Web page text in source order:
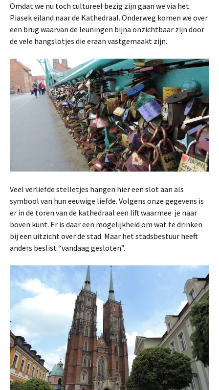
Omdat we nu toch cultureel bezig zijn gaan we via het
Piasek eiland naar de Kathedraal. Onderweg komen we over
een brug waarvan de leuningen bijna onzichtbaar zijn door
de vele hangslotjes die eraan vastgemaakt zijn.
Veel verliefde stelletjes hangen hier een slot aan als
symbool van hun eeuwige liefde. Volgens onze gegevens is
er in de toren van de kathedraal een lift waarmee je naar
boven kunt. Er is daar een mogelijkheid om wat te drinken
bij een uitzicht over de stad. Maar het stadsbestuur heeft
anders beslist “vandaag gesloten”.